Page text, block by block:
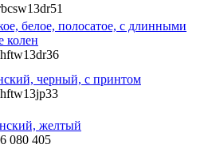
080 405